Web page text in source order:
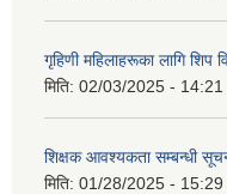
गृहिणी महिलाहरूका लागि शिप
मिति: 02/03/2025 - 14:21
शिक्षक आवश्यकता सम्बन्धी
मिति: 01/28/2025 - 15:29